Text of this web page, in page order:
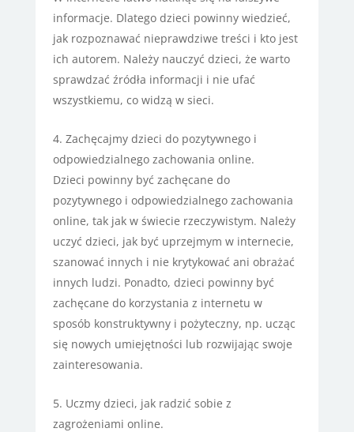
informacje. Dlatego dzieci powinny wiedzieć,
jak rozpoznawać nieprawdziwe treści i kto jest
ich autorem. Należy nauczyć dzieci, że warto
sprawdzać źródła informacji i nie ufać
wszystkiemu, co widzą w sieci.
Zachęcajmy dzieci do pozytywnego i
odpowiedzialnego zachowania online.
Dzieci powinny być zachęcane do
pozytywnego i odpowiedzialnego zachowania
online, tak jak w świecie rzeczywistym. Należy
uczyć dzieci, jak być uprzejmym w internecie,
szanować innych i nie krytykować ani obrażać
innych ludzi. Ponadto, dzieci powinny być
zachęcane do korzystania z internetu w
sposób konstruktywny i pożyteczny, np. ucząc
się nowych umiejętności lub rozwijając swoje
zainteresowania.
Uczmy dzieci, jak radzić sobie z
zagrożeniami online.